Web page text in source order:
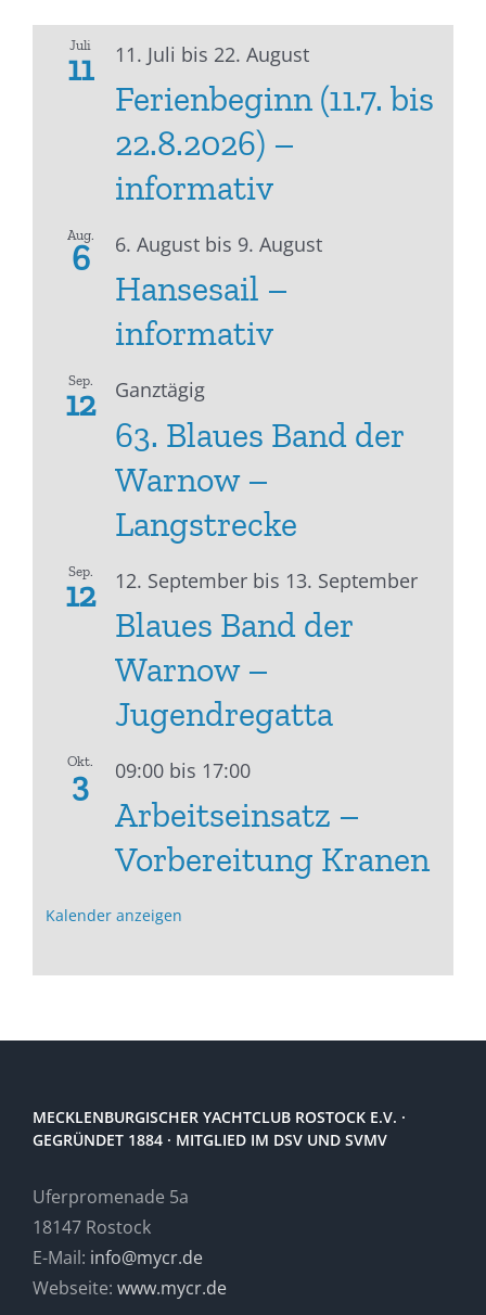
Juli
11 11. Juli bis 22. August
Ferienbeginn (11.7. bis
22.8.2026) –
informativ
Aug.
6 6. August bis 9. August
Hansesail –
informativ
Sep.
12 Ganztägig
63. Blaues Band der
Warnow –
Langstrecke
Sep.
12 12. September bis 13. September
Blaues Band der
Warnow –
Jugendregatta
Okt.
3 09:00 bis 17:00
Arbeitseinsatz –
Vorbereitung Kranen
Kalender anzeigen
MECKLENBURGISCHER YACHTCLUB ROSTOCK E.V. ·
GEGRÜNDET 1884 · MITGLIED IM DSV UND SVMV
Uferpromenade 5a
18147 Rostock
E-Mail: info@mycr.de
Webseite: www.mycr.de